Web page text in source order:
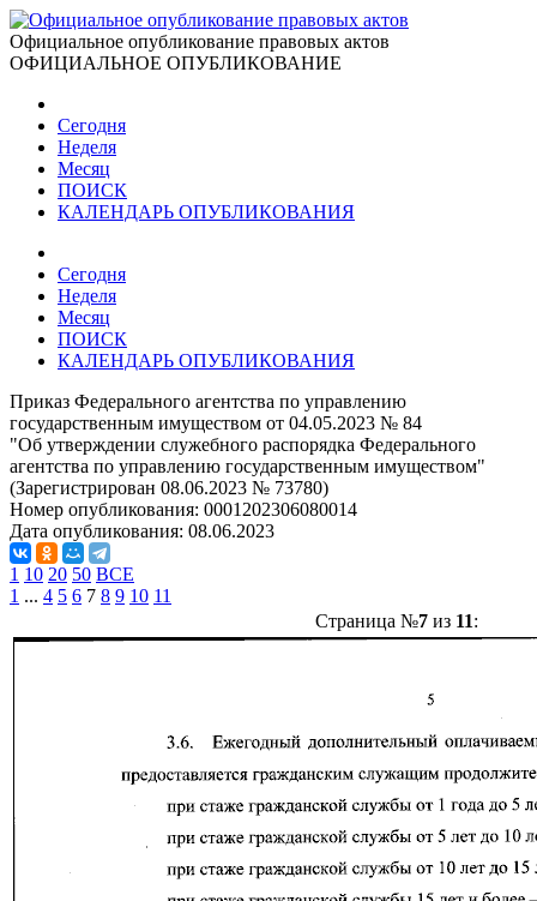
Официальное опубликование правовых актов
ОФИЦИАЛЬНОЕ ОПУБЛИКОВАНИЕ
Сегодня
Неделя
Месяц
ПОИСК
КАЛЕНДАРЬ ОПУБЛИКОВАНИЯ
Сегодня
Неделя
Месяц
ПОИСК
КАЛЕНДАРЬ ОПУБЛИКОВАНИЯ
Приказ Федерального агентства по управлению
государственным имуществом от 04.05.2023 № 84
"Об утверждении служебного распорядка Федерального
агентства по управлению государственным имуществом"
(Зарегистрирован 08.06.2023 № 73780)
Номер опубликования: 0001202306080014
Дата опубликования: 08.06.2023
1 10 20 50 ВСЕ
1 ... 4 5 6 7 8 9 10 11
Страница №7 из 11: